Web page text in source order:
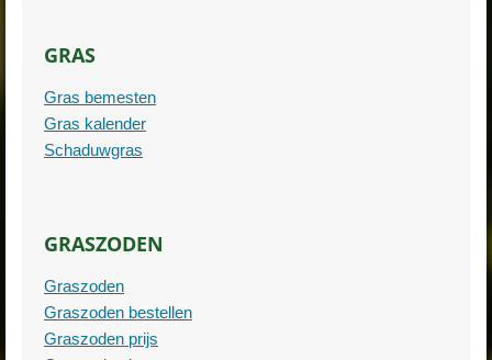
GRAS
Gras bemesten
Gras kalender
Schaduwgras
GRASZODEN
Graszoden
Graszoden bestellen
Graszoden prijs